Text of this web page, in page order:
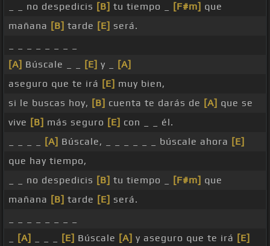
_ _ no despedicis [B] tu tiempo _ [F#m] que
mañana [B] tarde [E] será.
[A] Búscale _ _ [E] y _
[A]
aseguro que te irá [E] muy bien,
si le buscas hoy, [B] cuenta te darás de [A] que se
vive [B] más seguro [E] con _ _ él.
[A] Búscale, _ _ _ _ _ _ búscale ahora [E]
que hay tiempo,
_ _ no despedicis [B] tu tiempo _ [F#m] que
mañana [B] tarde [E] será.
[A] [E] Búscale [A] y aseguro que te irá [E]